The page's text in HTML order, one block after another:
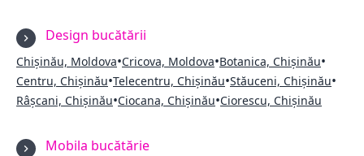
Design bucătării
Chișinău, Moldova•Cricova, Moldova•Botanica, Chișinău•
Centru, Chișinău•Telecentru, Chișinău•Stăuceni, Chișinău•
Râșcani, Chișinău•Ciocana, Chișinău•Ciorescu, Chișinău
Mobila bucătărie